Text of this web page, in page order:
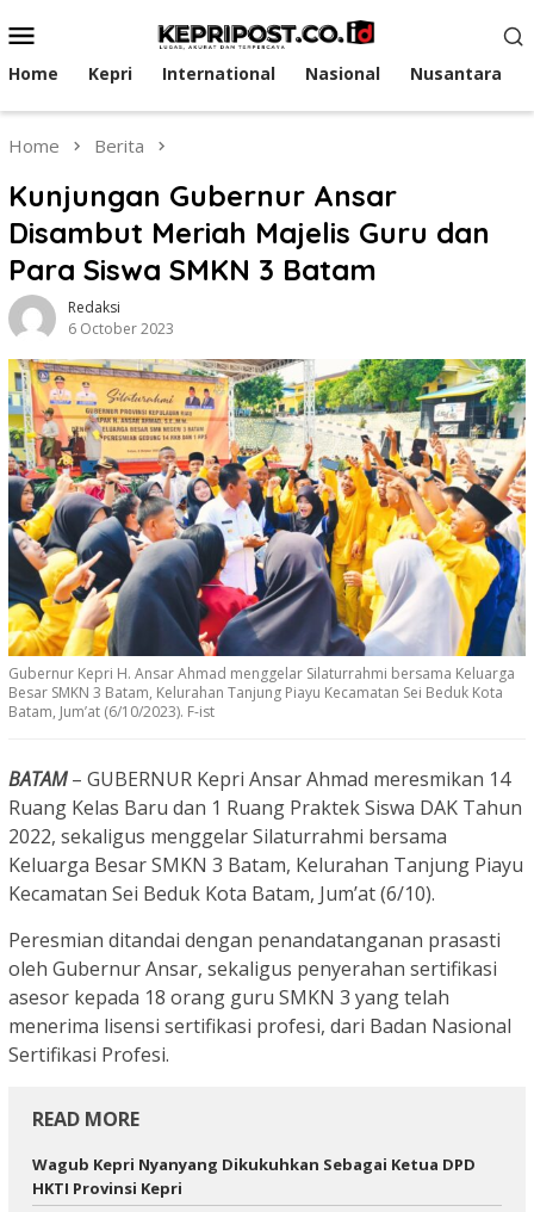
to
contentMenu
Home Kepri International Nasional Nusantara
Home Berita
Kunjungan Gubernur Ansar
Disambut Meriah Majelis Guru dan
Para Siswa SMKN 3 Batam
Redaksi
6 October 2023
Gubernur Kepri H. Ansar Ahmad menggelar Silaturrahmi bersama Keluarga
Besar SMKN 3 Batam, Kelurahan Tanjung Piayu Kecamatan Sei Beduk Kota
Batam, Jum’at (6/10/2023). F-ist
BATAM– GUBERNUR Kepri Ansar Ahmad meresmikan 14
Ruang Kelas Baru dan 1 Ruang Praktek Siswa DAK Tahun
2022, sekaligus menggelar Silaturrahmi bersama
Keluarga Besar SMKN 3 Batam, Kelurahan Tanjung Piayu
Kecamatan Sei Beduk Kota Batam, Jum’at (6/10).
Peresmian ditandai dengan penandatanganan prasasti
oleh Gubernur Ansar, sekaligus penyerahan sertifikasi
asesor kepada 18 orang guru SMKN 3 yang telah
menerima lisensi sertifikasi profesi, dari Badan Nasional
Sertifikasi Profesi.
READ MORE
Wagub Kepri Nyanyang Dikukuhkan Sebagai Ketua DPD
HKTI Provinsi Kepri